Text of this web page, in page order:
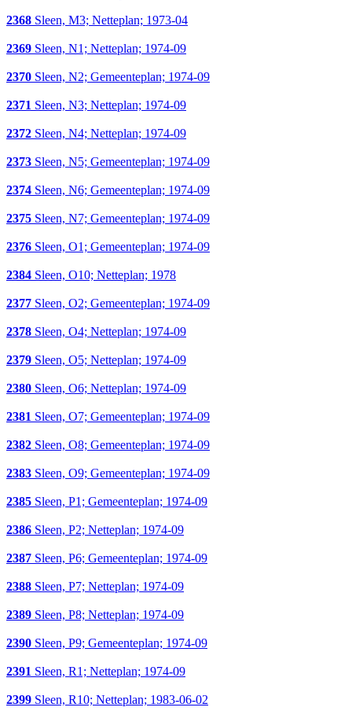
2368 Sleen, M3; Netteplan; 1973-04
2369 Sleen, N1; Netteplan; 1974-09
2370 Sleen, N2; Gemeenteplan; 1974-09
2371 Sleen, N3; Netteplan; 1974-09
2372 Sleen, N4; Netteplan; 1974-09
2373 Sleen, N5; Gemeenteplan; 1974-09
2374 Sleen, N6; Gemeenteplan; 1974-09
2375 Sleen, N7; Gemeenteplan; 1974-09
2376 Sleen, O1; Gemeenteplan; 1974-09
2384 Sleen, O10; Netteplan; 1978
2377 Sleen, O2; Gemeenteplan; 1974-09
2378 Sleen, O4; Netteplan; 1974-09
2379 Sleen, O5; Netteplan; 1974-09
2380 Sleen, O6; Netteplan; 1974-09
2381 Sleen, O7; Gemeenteplan; 1974-09
2382 Sleen, O8; Gemeenteplan; 1974-09
2383 Sleen, O9; Gemeenteplan; 1974-09
2385 Sleen, P1; Gemeenteplan; 1974-09
2386 Sleen, P2; Netteplan; 1974-09
2387 Sleen, P6; Gemeenteplan; 1974-09
2388 Sleen, P7; Netteplan; 1974-09
2389 Sleen, P8; Netteplan; 1974-09
2390 Sleen, P9; Gemeenteplan; 1974-09
2391 Sleen, R1; Netteplan; 1974-09
2399 Sleen, R10; Netteplan; 1983-06-02